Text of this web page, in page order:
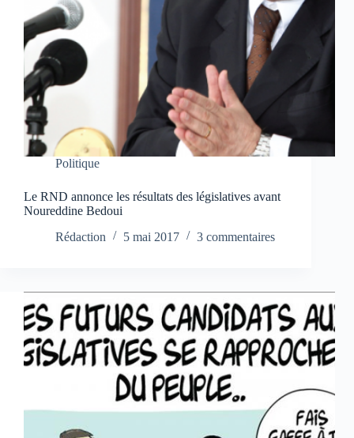
Politique
Le RND annonce les résultats des législatives avant
Noureddine Bedoui
Rédaction
5 mai 2017 3 commentaires